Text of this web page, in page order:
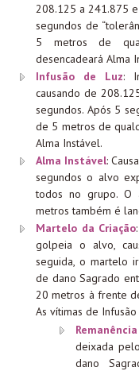
208.125 a 241.875
segundos de
5 metros de
desencadeará Alma
Infusão de Luz:
causando de
segundos. Após 5
de 5 metros de
Alma Instável.
Alma Instável:
segundos o alvo
todos no grupo.
metros também é
Martelo da Criação
golpeia o alvo,
seguida, o martelo
de dano Sagrado
20 metros à frente
As vítimas de
deixada
dano